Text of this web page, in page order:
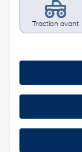
Traction avant